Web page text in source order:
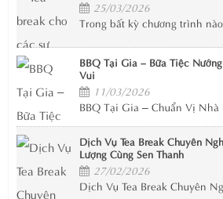
25/03/2026
Trong bất kỳ chương trình
BBQ Tại Gia – Bữa Tiệc
Vui
11/03/2026
BBQ Tại Gia – Chuẩn Vị
Dịch Vụ Tea Break Chuyên
Lượng Cùng Sen Thanh
27/02/2026
Dịch Vụ Tea Break Chuyên